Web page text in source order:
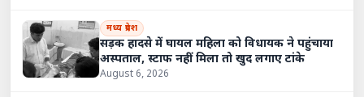
मध्य प्रदेश
सड़क हादसे में घायल महिला को विधायक ने पहुंचाया
अस्पताल, स्टाफ नहीं मिला तो खुद लगाए टांके
August 6, 2026